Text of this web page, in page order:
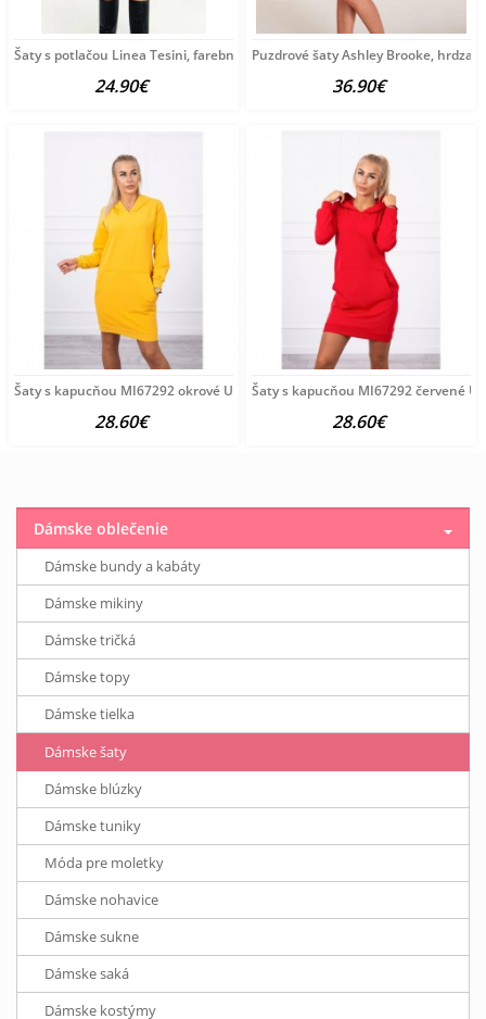
Šaty s potlačou Linea Tesini, farebné
24.90€
Puzdrové šaty Ashley Brooke,
36.90€
Šaty s kapucňou MI67292 okrové Univerzálna Okrová
28.60€
Šaty s kapucňou MI67292 červené
28.60€
Dámske oblečenie
Dámske bundy a kabáty
Dámske mikiny
Dámske tričká
Dámske topy
Dámske tielka
Dámske šaty
Dámske blúzky
Dámske tuniky
Móda pre moletky
Dámske nohavice
Dámske sukne
Dámske saká
Dámske kostýmy